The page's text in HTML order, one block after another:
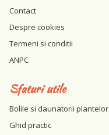
Contact
Despre cookies
Termeni si conditii
ANPC
Sfaturi utile
Bolile si daunatorii plantelor
Ghid practic